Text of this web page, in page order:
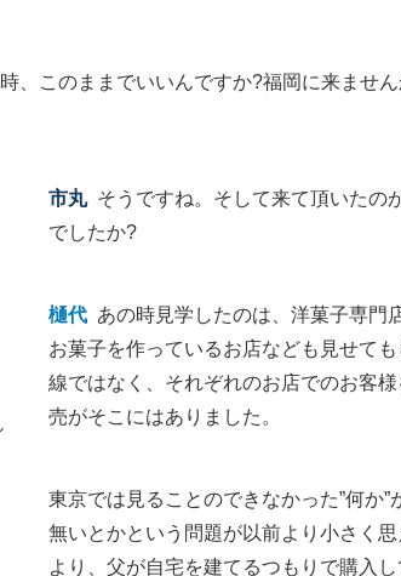
、このままでいいんですか?福岡に来ませ
市丸そうですね。そして来て頂いたの
でしたか?
樋代 あの時見学したのは、洋菓子専門
お菓子を作っているお店なども見せて
線ではなく、それぞれのお店でのお客
売がそこにはありました。
東京では見ることのできなかった”何か
無いとかという問題が以前より小さく
より、父が自宅を建てるつもりで購入